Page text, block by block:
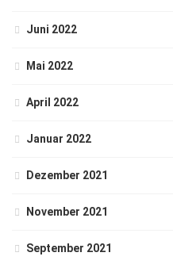
Juni 2022
Mai 2022
April 2022
Januar 2022
Dezember 2021
November 2021
September 2021